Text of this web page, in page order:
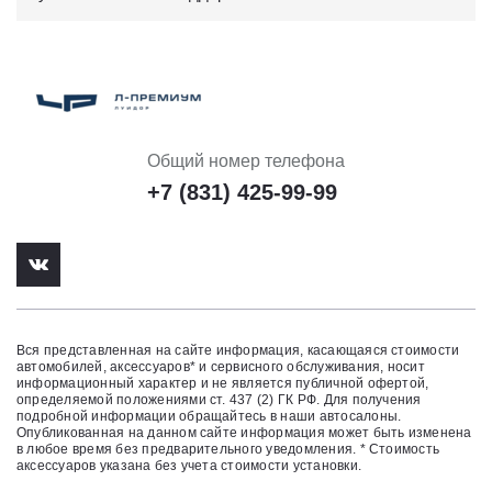
Общий номер телефона
+7 (831) 425-99-99
Вся представленная на сайте информация, касающаяся стоимости
автомобилей, аксессуаров* и сервисного обслуживания, носит
информационный характер и не является публичной офертой,
определяемой положениями ст. 437 (2) ГК РФ. Для получения
подробной информации обращайтесь в наши автосалоны.
Опубликованная на данном сайте информация может быть изменена
в любое время без предварительного уведомления. * Стоимость
аксессуаров указана без учета стоимости установки.